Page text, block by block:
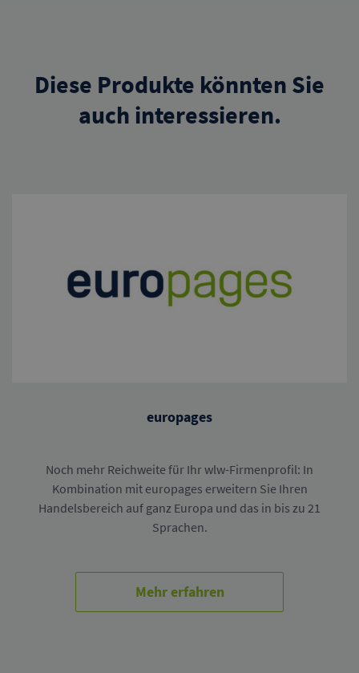
Diese Produkte könnten Sie
auch interessieren.
europages
Noch mehr Reichweite für Ihr wlw-Firmenprofil: In
Kombination mit europages erweitern Sie Ihren
Handelsbereich auf ganz Europa und das in bis zu 21
Sprachen.
Mehr erfahren